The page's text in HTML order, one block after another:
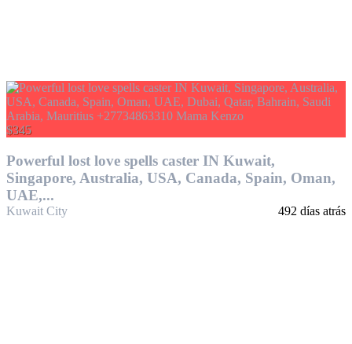
$345
Powerful lost love spells caster IN Kuwait,
Singapore, Australia, USA, Canada, Spain, Oman,
UAE,...
Kuwait City 492 días atrás